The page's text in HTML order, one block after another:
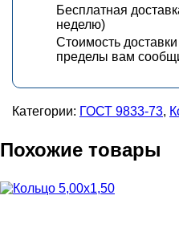
Бесплатная
неделю)
Стоимость
пределы вам
Категории: ГОСТ 9833-73,
Похожие товары